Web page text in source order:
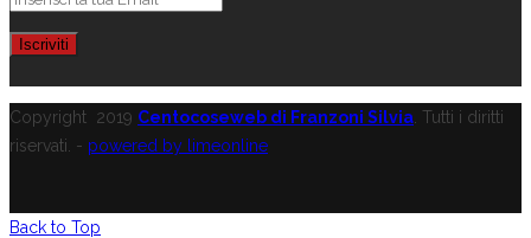
Copyright 2019 Centocoseweb di Franzoni Silvia . Tutti i diritti
riservati. - powered by limeonline
Back to Top